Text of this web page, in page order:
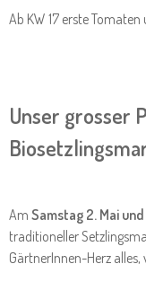
Ab KW 17 erste Tomaten
Unser grosser
Am Samstag 2. Mai
traditioneller
GärtnerInnen-Herz alles,